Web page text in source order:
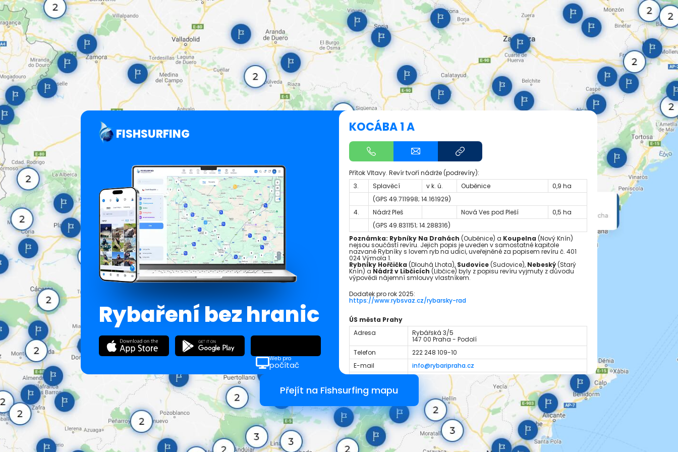
FISHSURFING
Rybaření bez hranic
Web pro
počítač
KOCÁBA 1 A
Přítok Vltavy. Revír tvoří nádrže (podrevíry):
3.
Splavěcí v k. ú. Ouběnice
0,9 ha
(GPS 49.711998; 14.161929)
4.
Nádrž Pleš Nová Ves pod Pleší
0,5 ha
(GPS 49.831151; 14.288316)
Poznámka: Rybníky Na Drahách (Ouběnice) a Koupelna (Nový Knín)
nejsou součástí revíru. Jejich popis je uveden v samostatné kapitole
nazvané Rybníky s lovem ryb na udici, uveřejněné za popisem revíru č. 401
024 Výmola 1.
Rybníky Hořčička (Dlouhá Lhota), Sudovice (Sudovice), Nebeský (Starý
Knín) a Nádrž v Libčicích (Libčice) byly z popisu revíru vyjmuty z důvodu
výpovědi nájemní smlouvy vlastníkem.
Dodatek pro rok 2025:
https://www.rybsvaz.cz/rybarsky-rad
ÚS města Prahy
Adresa
Rybářská 3/5
147 00 Praha - Podolí
Telefon
222 248 109-10
E-mail
info@rybaripraha.cz
http://www.rybaripraha.cz/
Přejít na Fishsurfing mapu